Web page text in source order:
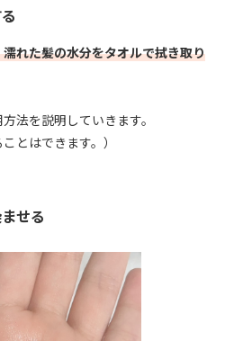
れた髪の水分をタオルで拭き取り
法を説明していきます。
とはできます。）
せる